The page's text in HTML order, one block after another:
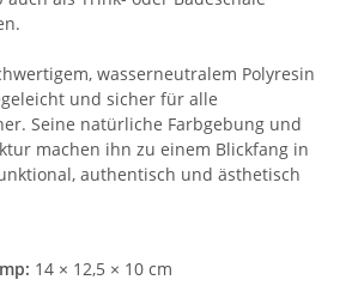
wasserneutralem Polyresin
und sicher für alle
Seine natürliche Farbgebung und
machen ihn zu einem Blickfang in
authentisch und ästhetisch
14 × 12,5 × 10 cm